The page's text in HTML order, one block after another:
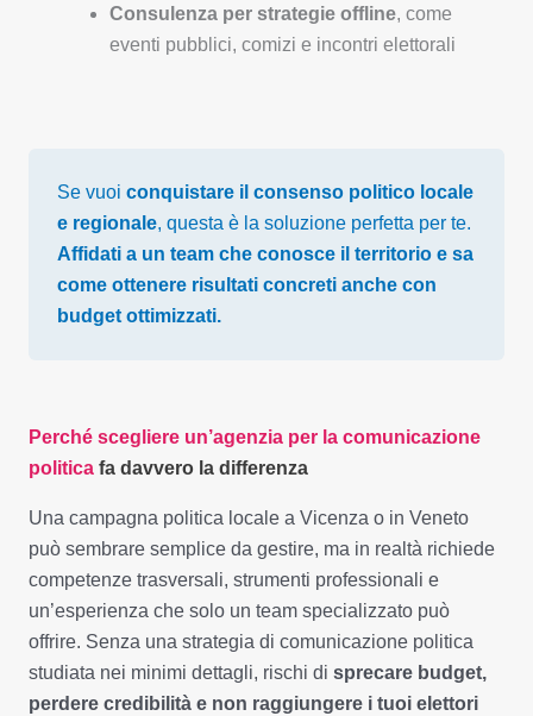
Consulenza per strategie offline, come
eventi pubblici, comizi e incontri elettorali
Se vuoi conquistare il consenso politico locale
e regionale, questa è la soluzione perfetta per te.
Affidati a un team che conosce il territorio e sa
come ottenere risultati concreti anche con
budget ottimizzati.
Perché scegliere un’agenzia per la comunicazione
politica fa davvero la differenza
Una campagna politica locale a Vicenza o in Veneto
può sembrare semplice da gestire, ma in realtà richiede
competenze trasversali, strumenti professionali e
un’esperienza che solo un team specializzato può
offrire. Senza una strategia di comunicazione politica
studiata nei minimi dettagli, rischi di sprecare budget,
perdere credibilità e non raggiungere i tuoi elettori